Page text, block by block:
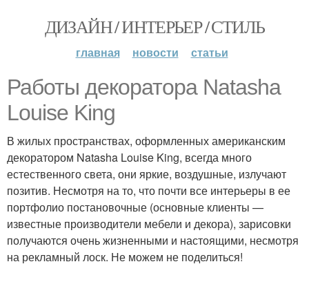
ДИЗАЙН / ИНТЕРЬЕР / СТИЛЬ
главная новости статьи
Работы декоратора Natasha
Louise King
В жилых пространствах, оформленных американским
декоратором Natasha Louise King, всегда много
естественного света, они яркие, воздушные, излучают
позитив. Несмотря на то, что почти все интерьеры в ее
портфолио постановочные (основные клиенты —
известные производители мебели и декора), зарисовки
получаются очень жизненными и настоящими, несмотря
на рекламный лоск. Не можем не поделиться!